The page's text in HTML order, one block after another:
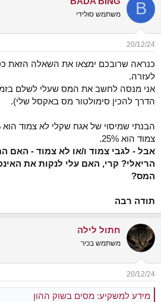
ש
א
א
ר
B משתמש סולידי
20/12/24
כנראה שרובכם ימצאו את השאלה הזאת
לעזרה.
אני מנסה לחשב את המס שעלי לשלם
הדרך להכין סימולטור מס באקסל שלי).
צמוד הוא 25%.
אבל - לגבי צמוד ו/או לא צמוד - האם
הריאלי? קרי, האם עלי לנקות את
המס?
תודה רבה
חתול לילה
משתמש בכיר
20/12/24
מידע למשקיע: מסים בשוק ההון